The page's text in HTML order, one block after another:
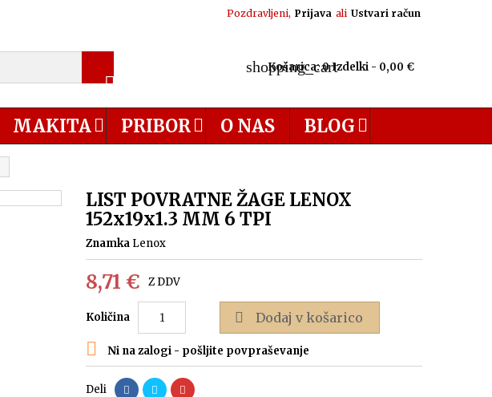
Pozdravljeni, Prijava ali Ustvari račun
shopping_cart
Košarica:0Izdelki - 0,00 €

MAKITA PRIBOR O NAS BLOG
LIST POVRATNE ŽAGE LENOX
152x19x1.3 MM 6 TPI
Znamka Lenox
8,71 € Z DDV
Količina  Dodaj v košarico
 Ni na zalogi - pošljite povpraševanje
Deli